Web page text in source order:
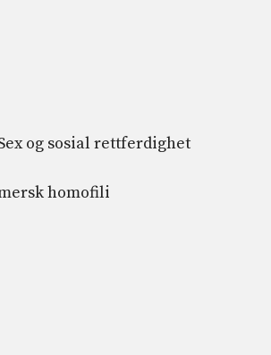
og sosial rettferdighet
homofili